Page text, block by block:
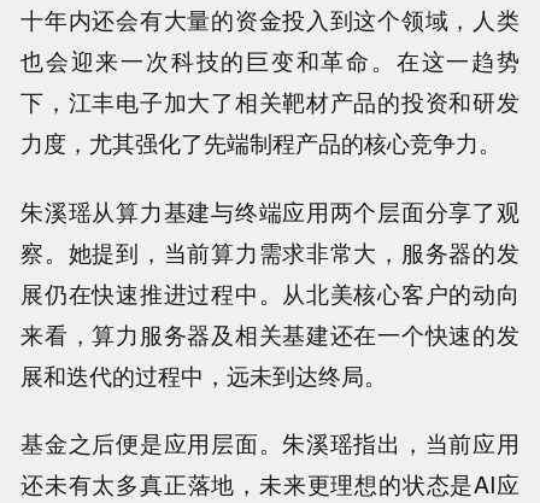
十年内还会有大量的资金投入到这个领域，人类
也会迎来一次科技的巨变和革命。在这一趋势
下，江丰电子加大了相关靶材产品的投资和研发
力度，尤其强化了先端制程产品的核心竞争力。
朱溪瑶从算力基建与终端应用两个层面分享了观
察。她提到，当前算力需求非常大，服务器的发
展仍在快速推进过程中。从北美核心客户的动向
来看，算力服务器及相关基建还在一个快速的发
展和迭代的过程中，远未到达终局。
基金之后便是应用层面。朱溪瑶指出，当前应用
还未有太多真正落地，未来更理想的状态是AI应